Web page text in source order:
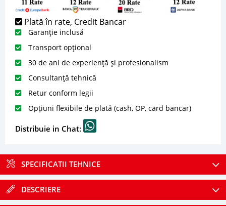
Plată în rate, Credit Bancar
Garanție inclusă
Transport opțional
30 de ani de experiență și profesionalism
Consultanță tehnică
Retur conform legii
Opțiuni flexibile de plată (cash, OP, card bancar)
Distribuie in Chat:
SPECIFICATII TEHNICE
DESCRIERE